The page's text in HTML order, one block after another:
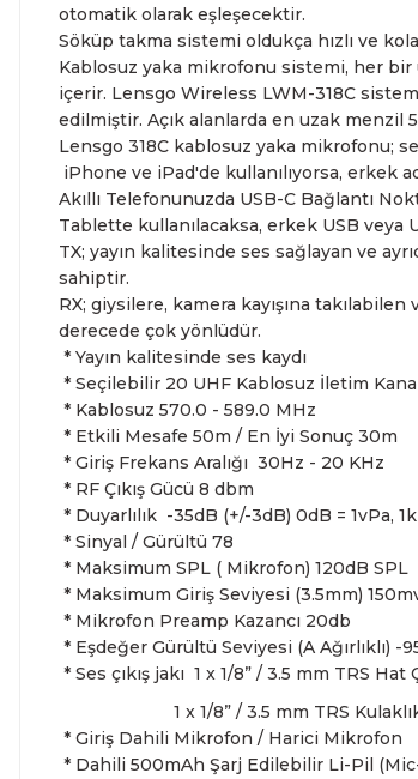
otomatik olarak eşleşecektir.
Söküp takma sistemi oldukça hızlı ve
Kablosuz yaka mikrofonu sistemi, her
içerir. Lensgo Wireless LWM-318C
edilmiştir. Açık alanlarda en uzak menzil
Lensgo 318C kablosuz yaka mikrofonu;
iPhone ve iPad'de kullanılıyorsa, erkek
Akıllı Telefonunuzda USB-C Bağlantı
Tablette kullanılacaksa, erkek USB veya
TX; yayın kalitesinde ses sağlayan ve
sahiptir.
RX; giysilere, kamera kayışına
derecede çok yönlüdür.
* Yayın kalitesinde ses kaydı
* Seçilebilir 20 UHF Kablosuz İletim
* Kablosuz 570.0 - 589.0 MHz
* Etkili Mesafe 50m / En İyi Sonuç 30m
* Giriş Frekans Aralığı 30Hz - 20 KHz
* RF Çıkış Gücü 8 dbm
* Duyarlılık -35dB (+/-3dB) 0dB = 1vPa,
* Sinyal / Gürültü 78
* Maksimum SPL ( Mikrofon) 120dB SPL
* Maksimum Giriş Seviyesi (3.5mm)
* Mikrofon Preamp Kazancı 20db
* Eşdeğer Gürültü Seviyesi (A Ağırlıklı) -
* Ses çıkış jakı 1 x 1/8” / 3.5 mm TRS Hat
1 x 1/8” / 3.5 mm TRS Kulaklık
* Giriş Dahili Mikrofon / Harici Mikrofon
* Dahili 500mAh Şarj Edilebilir Li-Pil